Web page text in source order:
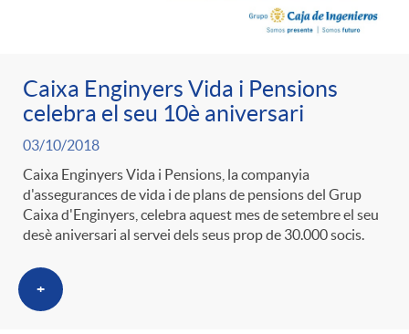
Caixa Enginyers Vida i Pensions
celebra el seu 10è aniversari
03/10/2018
Caixa Enginyers Vida i Pensions, la companyia
d'assegurances de vida i de plans de pensions del Grup
Caixa d'Enginyers, celebra aquest mes de setembre el seu
desè aniversari al servei dels seus prop de 30.000 socis.
+